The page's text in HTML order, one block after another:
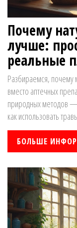
Почему
лучше:
реальные
Разбираемся, почему
вместо аптечных
природных методов —
как использовать
советами, как не
В статье много
сложностей.
БОЛЬШЕ